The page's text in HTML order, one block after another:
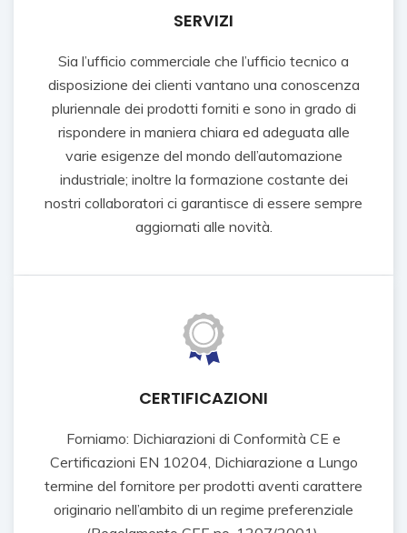
SERVIZI
Sia l’ufficio commerciale che l’ufficio tecnico a
disposizione dei clienti vantano una conoscenza
pluriennale dei prodotti forniti e sono in grado di
rispondere in maniera chiara ed adeguata alle
varie esigenze del mondo dell’automazione
industriale; inoltre la formazione costante dei
nostri collaboratori ci garantisce di essere sempre
aggiornati alle novità.
CERTIFICAZIONI
Forniamo: Dichiarazioni di Conformità CE e
Certificazioni EN 10204, Dichiarazione a Lungo
termine del fornitore per prodotti aventi carattere
originario nell’ambito di un regime preferenziale